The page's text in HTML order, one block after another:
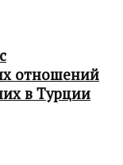
отношений
в Турции